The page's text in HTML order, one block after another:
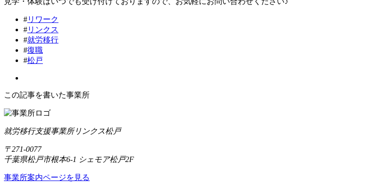
#リワーク
#リンクス
#就労移行
#復職
#松戸
この記事を書いた事業所
就労移行支援事業所リンクス松戸
〒271-0077
千葉県松戸市根本6-1 シェモア松戸2F
事業所案内ページを見る